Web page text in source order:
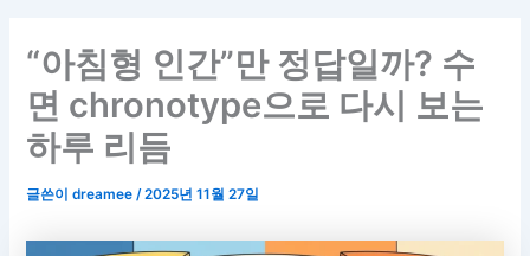
“아침형 인간”만 정답일까? 수
면 chronotype으로 다시 보는
하루 리듬
글쓴이dreamee/2025년 11월 27일